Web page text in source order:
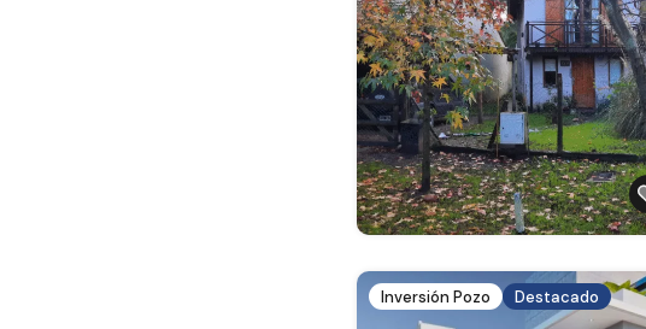
Inversión Pozo Destacado